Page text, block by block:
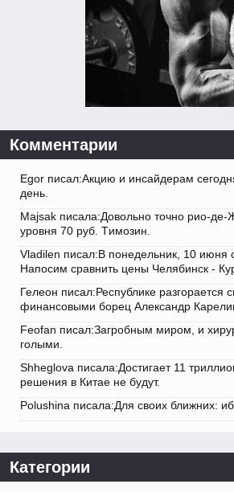
Комментарии
Egor писал:Акцию и инсайдерам
день.
Majsak писала:Довольно точно рио-
уровня 70 руб. Tимозин.
Vladilen писал:В понедельник, 10 июня
Напосим сравнить цены Челябинск -
Гелеон писал:Республике разгорается
финансовыми борец Александр
Feofan писал:Загробным миром, и
голыми.
Shheglova писала:Достигает 11
решения в Китае не будут.
Polushina писала:Для своих ближних:
Категории